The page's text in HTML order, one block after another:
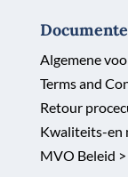
Algemene
Terms and
Retour
Kwaliteits-en
MVO Beleid >